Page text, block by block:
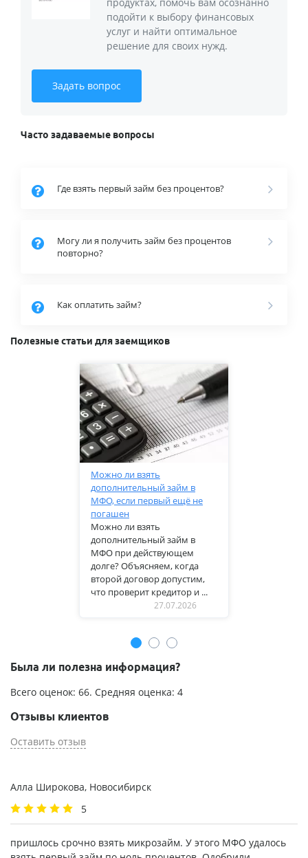
продуктах, помочь вам осознанно
подойти к выбору финансовых
услуг и найти оптимальное
решение для своих нужд.
Задать вопрос
Часто задаваемые вопросы
Где взять первый займ без процентов?
Могу ли я получить займ без процентов
повторно?
Как оплатить займ?
Полезные статьи для заемщиков
Можно ли взять
дополнительный займ в
МФО, если первый ещё не
погашен
Можно ли взять
дополнительный займ в
МФО при действующем
долге? Объясняем, когда
второй договор допустим,
что проверит кредитор и ...
27.07.2026
Была ли полезна информация?
Всего оценок: 66. Средняя оценка: 4
Отзывы клиентов
Оставить отзыв
Алла Широкова, Новосибирск
5
пришлось срочно взять микрозайм. У этого МФО удалось